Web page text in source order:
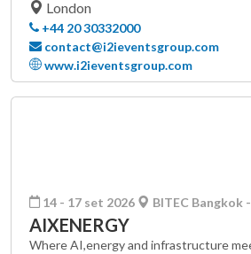
London
+44 20 30332000
contact@i2ieventsgroup.com
www.i2ieventsgroup.com
14 - 17 set 2026 BITEC Bangkok
AIXENERGY
Where AI,energy and infrastructure